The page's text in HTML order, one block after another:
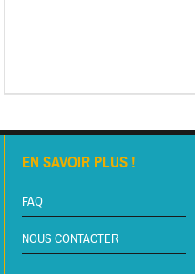
EN SAVOIR PLUS !
FAQ
NOUS CONTACTER